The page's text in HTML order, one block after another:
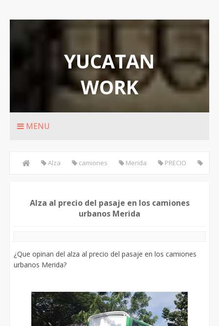
YUCATAN
WORK
Rutas de transporte urbanos de Merida
MENU
Alza camiones Merida PRECIO
camiones urbanos Merida
Alza al precio del pasaje en los camiones
urbanos Merida
¿Que opinan del alza al precio del pasaje en los camiones
urbanos Merida?